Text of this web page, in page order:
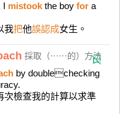
I mistook the boy for a
我把他誤認成女生。
採取（⋯⋯的）方法
by doublechecking
次檢查我的計算以求準